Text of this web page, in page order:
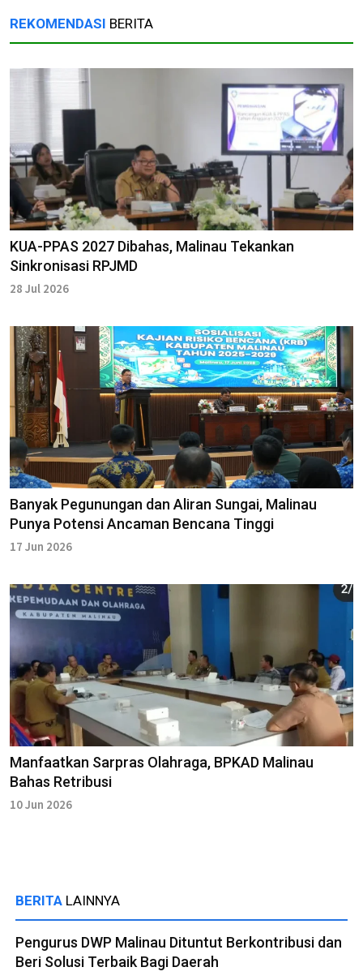
REKOMENDASI BERITA
KUA-PPAS 2027 Dibahas, Malinau Tekankan
Sinkronisasi RPJMD
28 Jul 2026
Banyak Pegunungan dan Aliran Sungai, Malinau
Punya Potensi Ancaman Bencana Tinggi
17 Jun 2026
Manfaatkan Sarpras Olahraga, BPKAD Malinau
Bahas Retribusi
10 Jun 2026
BERITA LAINNYA
Pengurus DWP Malinau Dituntut Berkontribusi dan
Beri Solusi Terbaik Bagi Daerah